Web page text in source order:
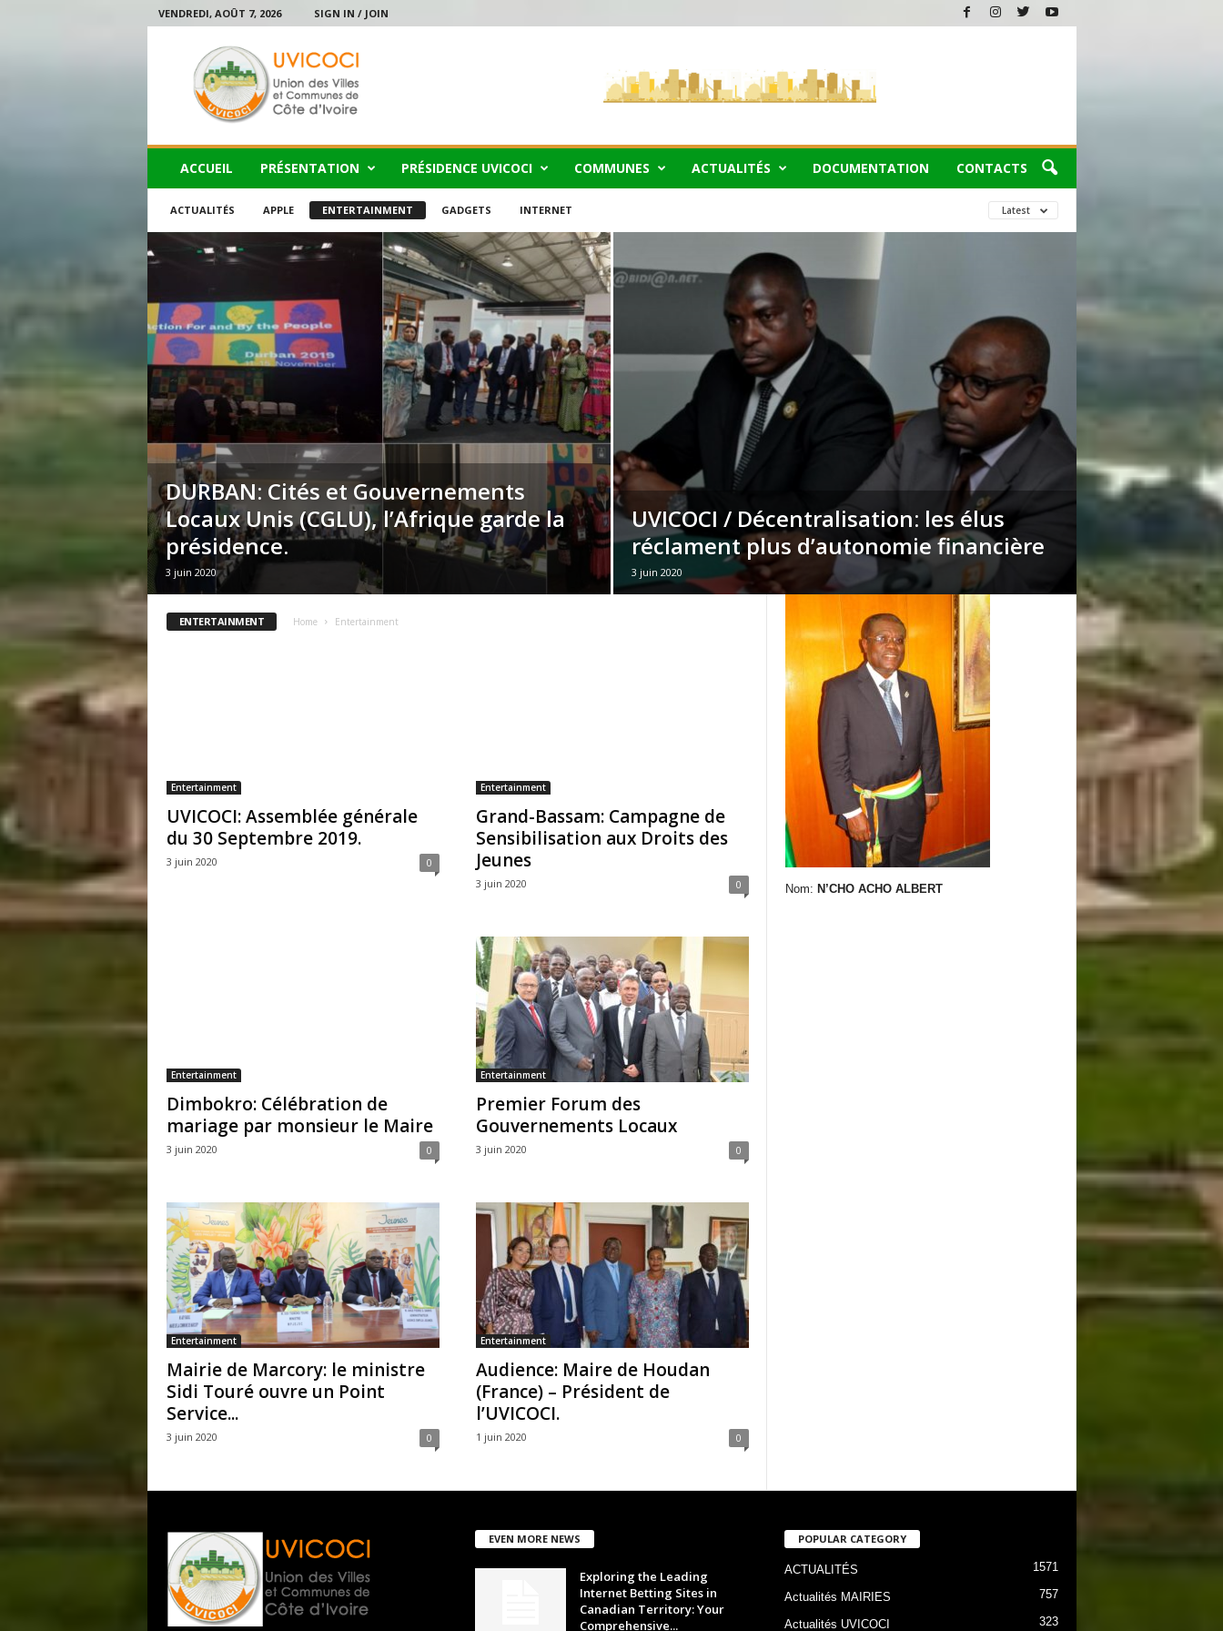
VENDREDI, AOÛT 7, 2026 SIGN IN / JOIN
ACCUEIL PRÉSENTATION PRÉSIDENCE UVICOCI COMMUNES ACTUALITÉS DOCUMENTATION CONTACTS
ACTUALITÉS APPLE ENTERTAINMENT GADGETS INTERNET Latest
DURBAN: Cités et Gouvernements
Locaux Unis (CGLU), l’Afrique garde la
présidence.
3 juin 2020
UVICOCI / Décentralisation: les élus
réclament plus d’autonomie financière
3 juin 2020
ENTERTAINMENT Home Entertainment
Entertainment
UVICOCI: Assemblée générale
du 30 Septembre 2019.
3 juin 2020 0
Entertainment
Grand-Bassam: Campagne de
Sensibilisation aux Droits des
Jeunes
3 juin 2020 0
Entertainment
Dimbokro: Célébration de
mariage par monsieur le Maire
3 juin 2020 0
Entertainment
Premier Forum des
Gouvernements Locaux
3 juin 2020 0
Entertainment
Mairie de Marcory: le ministre
Sidi Touré ouvre un Point
Service...
3 juin 2020 0
Entertainment
Audience: Maire de Houdan
(France) – Président de
l’UVICOCI.
1 juin 2020 0
Nom: N’CHO ACHO ALBERT
EVEN MORE NEWS
Exploring the Leading
Internet Betting Sites in
Canadian Territory: Your
Comprehensive...
POPULAR CATEGORY
ACTUALITÉS 1571
Actualités MAIRIES 757
Actualités UVICOCI 323